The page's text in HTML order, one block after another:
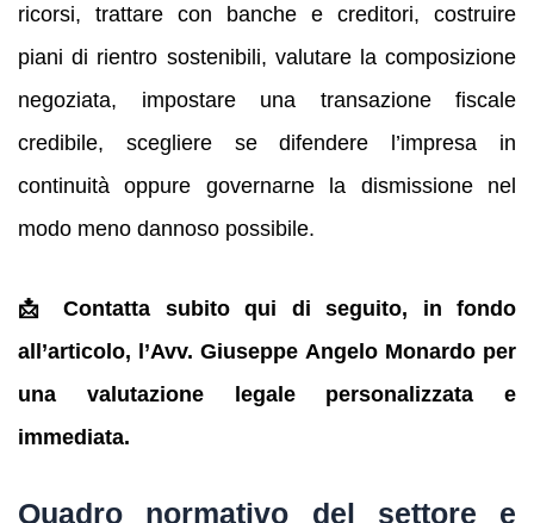
ricorsi, trattare con banche e creditori, costruire
piani di rientro sostenibili, valutare la composizione
negoziata, impostare una transazione fiscale
credibile, scegliere se difendere l’impresa in
continuità oppure governarne la dismissione nel
modo meno dannoso possibile.
📩 Contatta subito qui di seguito, in fondo
all’articolo, l’Avv. Giuseppe Angelo Monardo per
una valutazione legale personalizzata e
immediata.
Quadro normativo del settore e